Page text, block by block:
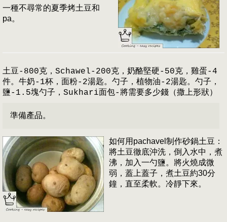
一種不尋常的夏季烤土豆和
pa。
土豆-800克，Schawel-200克，奶酪堅硬-50克，雞蛋-4
件。牛奶-1杯，面粉-2湯匙。勺子，植物油-2湯匙。勺子，
鹽-1.5塊勺子，Sukhari面包-將需要多少錢（撒上形狀）
準備產品。
如何用pachavel制作砂鍋土豆：
將土豆徹底沖洗，倒入水中，煮
沸，加入一勺鹽。將火燒成微
弱，蓋上蓋子，煮土豆約30分
鐘，直至柔軟。冷靜下來。